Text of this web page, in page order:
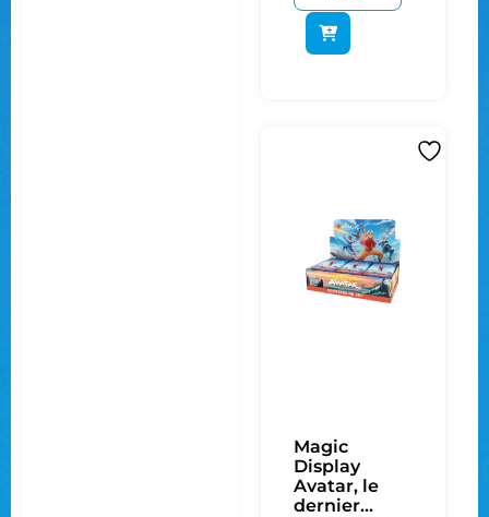
Magic
Display
Avatar, le
dernier...